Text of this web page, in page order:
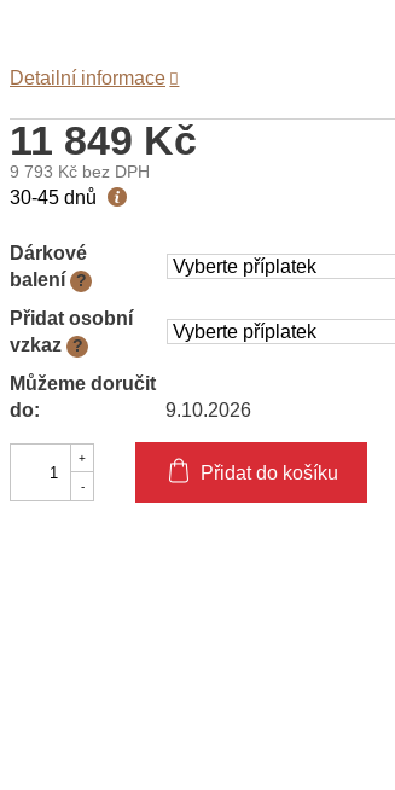
11 849 Kč
9 793 Kč bez DPH
Měrná
30-45 dnů
Dárkové
balení
?
Přidat osobní
vzkaz
?
Můžeme doručit
do:
9.10.2026
Přidat do košíku
Detailní informace